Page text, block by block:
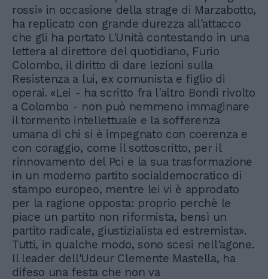
rossi» in occasione della strage di Marzabotto,
ha replicato con grande durezza all'attacco
che gli ha portato L'Unità contestando in una
lettera al direttore del quotidiano, Furio
Colombo, il diritto di dare lezioni sulla
Resistenza a lui, ex comunista e figlio di
operai. «Lei - ha scritto fra l'altro Bondi rivolto
a Colombo - non può nemmeno immaginare
il tormento intellettuale e la sofferenza
umana di chi si è impegnato con coerenza e
con coraggio, come il sottoscritto, per il
rinnovamento del Pci e la sua trasformazione
in un moderno partito socialdemocratico di
stampo europeo, mentre lei vi è approdato
per la ragione opposta: proprio perchè le
piace un partito non riformista, bensì un
partito radicale, giustizialista ed estremista».
Tutti, in qualche modo, sono scesi nell'agone.
Il leader dell'Udeur Clemente Mastella, ha
difeso una festa che non va